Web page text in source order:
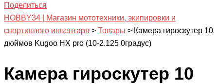
Поделиться
HOBBY34 | Магазин мототехники, экипировки и
спортивного инвентаря > Товары > Камера гироскутер 10
дюймов Kugoo HX pro (10-2.125 0градус)
Камера гироскутер 10